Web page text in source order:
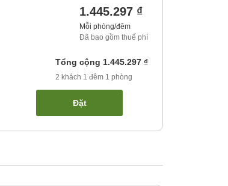
1.445.297 ₫
Mỗi phòng/đêm
Đã bao gồm thuế phí
Tổng cộng 1.445.297 ₫
2 khách 1 đêm 1 phòng
Đặt